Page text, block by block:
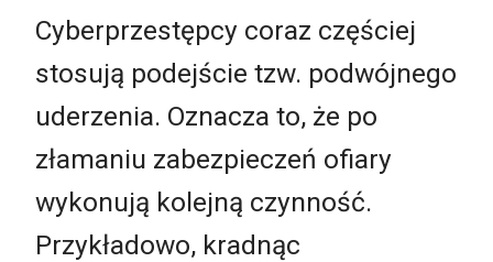
Cyberprzestępcy coraz częściej
stosują podejście tzw. podwójnego
uderzenia. Oznacza to, że po
złamaniu zabezpieczeń ofiary
wykonują kolejną czynność.
Przykładowo, kradnąc